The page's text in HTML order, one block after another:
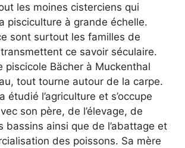
les moines cisterciens qui
pisciculture à grande échelle.
sont surtout les familles de
ce savoir séculaire.
piscicole Bächer à Muckenthal
tout tourne autour de la carpe.
étudié l’agriculture et s’occupe
son père, de l’élevage, de
bassins ainsi que de l’abattage et
des poissons. Sa mère